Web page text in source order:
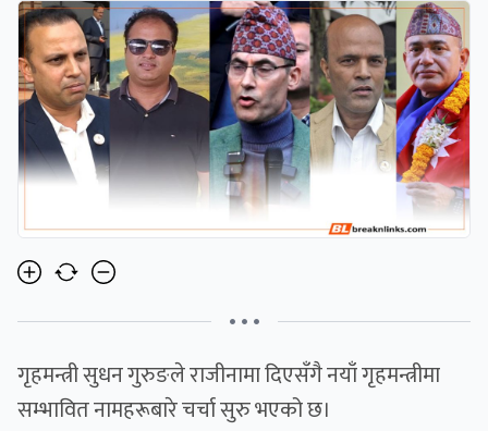
• • •
गृहमन्त्री सुधन गुरुङले राजीनामा दिएसँगै नयाँ गृहमन्त्रीमा
सम्भावित नामहरूबारे चर्चा सुरु भएको छ।